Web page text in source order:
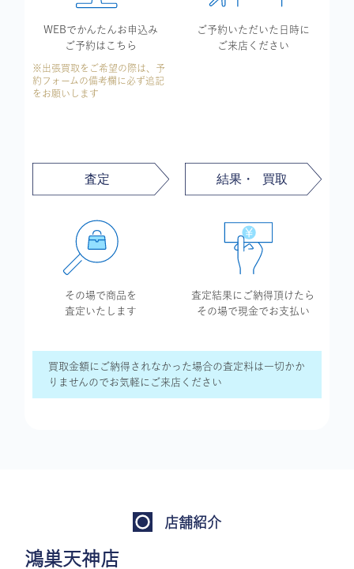
WEBでかんたんお申込み
ご予約はこちら
※出張買取をご希望の際は、予
約フォームの備考欄に必ず追記
をお願いします
ご予約いただいた 日時に
ご来店ください
その場で商品を
査定いたします
査定結果に ご納得頂けたら
その場で現金で お支払い
買取金額にご納得されなかった場合の査定料は一切かか
りませんのでお気軽にご来店ください
店舗紹介
鴻巣天神店